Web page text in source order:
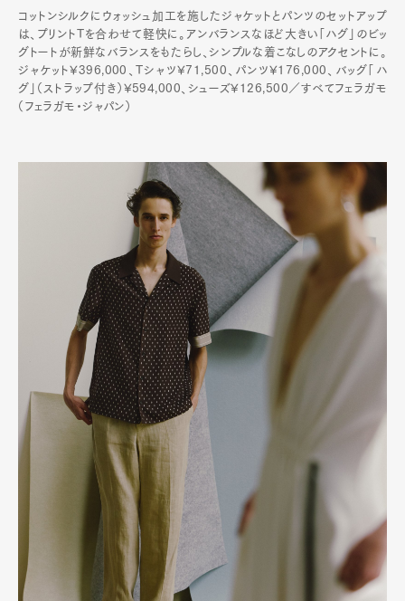
コットンシルクにウォッシュ加工を施したジャケットとパンツのセットアップ
は、プリントTを合わせて軽快に。アンバランスなほど大きい「ハグ」のビッ
グトートが新鮮なバランスをもたらし、シンプルな着こなしのアクセントに。
ジャケット¥396,000、Tシャツ¥71,500、パンツ¥176,000、バッグ「ハ
グ」（ストラップ付き）¥594,000、シューズ¥126,500／すべてフェラガモ
（フェラガモ・ジャパン）